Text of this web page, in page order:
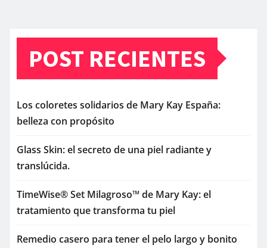
POST RECIENTES
Los coloretes solidarios de Mary Kay España:
belleza con propósito
Glass Skin: el secreto de una piel radiante y
translúcida.
TimeWise® Set Milagroso™ de Mary Kay: el
tratamiento que transforma tu piel
Remedio casero para tener el pelo largo y bonito